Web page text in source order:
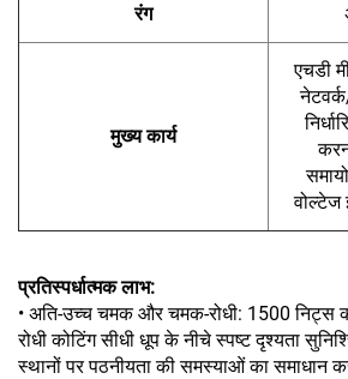
रंग
मुख्य कार्य
एचडी
वोल्टेज
प्रतिस्पर्धात्मक लाभ:
• अति-उच्च चमक और चमक-रोधी: 1500 निट्स
रोधी कोटिंग सीधी धूप के नीचे स्पष्ट दृश्यता
स्थानों पर पठनीयता की समस्याओं का समाधान